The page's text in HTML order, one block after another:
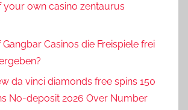
your own casino zentaurus
Casinos die Freispiele frei
da vinci diamonds free spins 150
No-deposit 2026 Over Number